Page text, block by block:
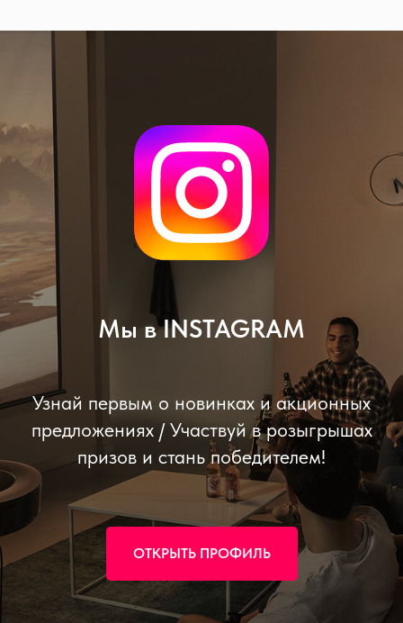
Мы в INSTAGRAM
Узнай первым о новинках и акционных
предложениях / Участвуй в розыгрышах
призов и стань победителем!
ОТКРЫТЬ ПРОФИЛЬ